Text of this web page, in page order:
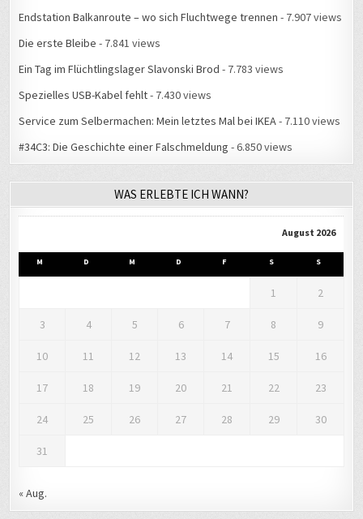
Endstation Balkanroute – wo sich Fluchtwege trennen - 7.907 views
Die erste Bleibe - 7.841 views
Ein Tag im Flüchtlingslager Slavonski Brod - 7.783 views
Spezielles USB-Kabel fehlt- 7.430 views
Service zum Selbermachen: Mein letztes Mal bei IKEA- 7.110 views
#34C3: Die Geschichte einer Falschmeldung - 6.850 views
WAS ERLEBTE ICH WANN?
August 2026
M D M D F S S
1 2
3 4 5 6 7 8 9
10 11 12 13 14 15 16
17 18 19 20 21 22 23
24 25 26 27 28 29 30
31
« Aug.